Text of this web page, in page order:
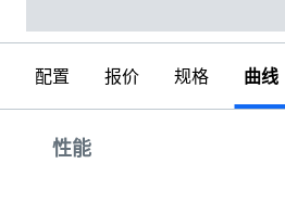
配置 报价 规格 曲线
性能